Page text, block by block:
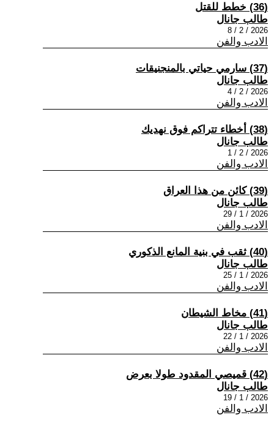
(36) خطط للقتل
طالب جانال
2026 / 2 / 8
الادب والفن
(37) سارمي حياتي بالمنجنيقات
طالب جانال
2026 / 2 / 4
الادب والفن
(38) أخطاء تتراكم فوق نهديك
طالب جانال
2026 / 2 / 1
الادب والفن
(39) كائن من هذا العراق
طالب جانال
2026 / 1 / 29
الادب والفن
(40) ثقب في بنية المانع الذكوري
طالب جانال
2026 / 1 / 25
الادب والفن
(41) مخاط الشيطان
طالب جانال
2026 / 1 / 22
الادب والفن
(42) قميصي المقدود طولا بعرض
طالب جانال
2026 / 1 / 19
الادب والفن